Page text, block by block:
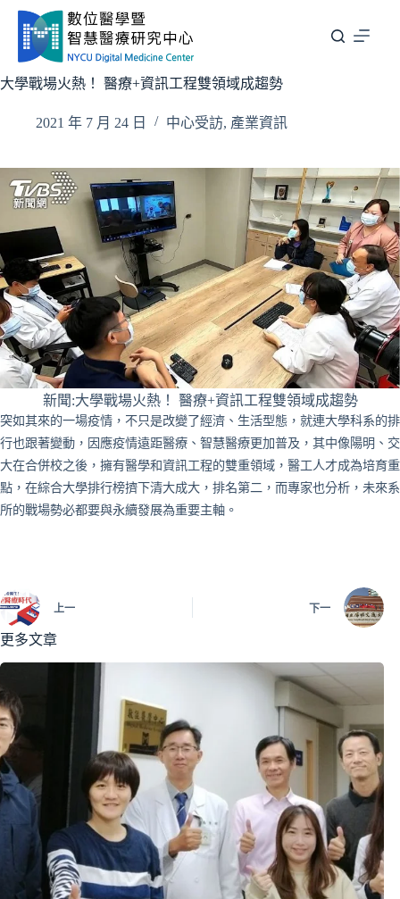
要
大學戰場火熱！ 醫療+資訊工程雙領域成趨勢
2021 年 7 月 24 日 中心受訪, 產業資訊
新聞:大學戰場火熱！ 醫療+資訊工程雙領域成趨勢
突如其來的一場疫情，不只是改變了經濟、生活型態，就連大學科系的排
行也跟著變動，因應疫情遠距醫療、智慧醫療更加普及，其中像陽明、交
大在合併校之後，擁有醫學和資訊工程的雙重領域，醫工人才成為培育重
點，在綜合大學排行榜擠下清大成大，排名第二，而專家也分析，未來系
所的戰場勢必都要與永續發展為重要主軸。
上一 下一
更多文章